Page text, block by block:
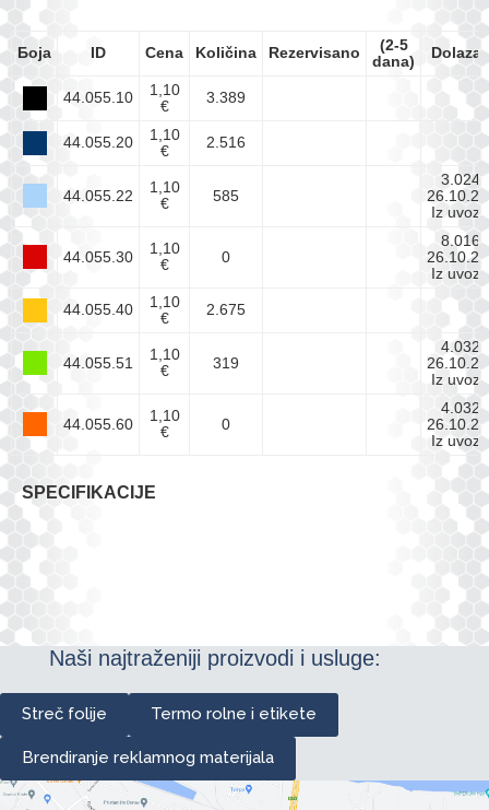
Боја ID Cena Količina Rezervisano
(2-5
dana)
Dolazak
44.055.10
1,10
€
3.389
44.055.20
1,10
€
2.516
44.055.22
1,10
€
585
3.024
Iz uvoza
44.055.30
1,10
€
0
8.016
Iz uvoza
44.055.40
1,10
€
2.675
44.055.51
1,10
€
319
4.032
Iz uvoza
44.055.60
1,10
€
0
4.032
Iz uvoza
SPECIFIKACIJE
Naši najtraženiji proizvodi i usluge:
Streč folije Termo rolne i etikete
Brendiranje reklamnog materijala